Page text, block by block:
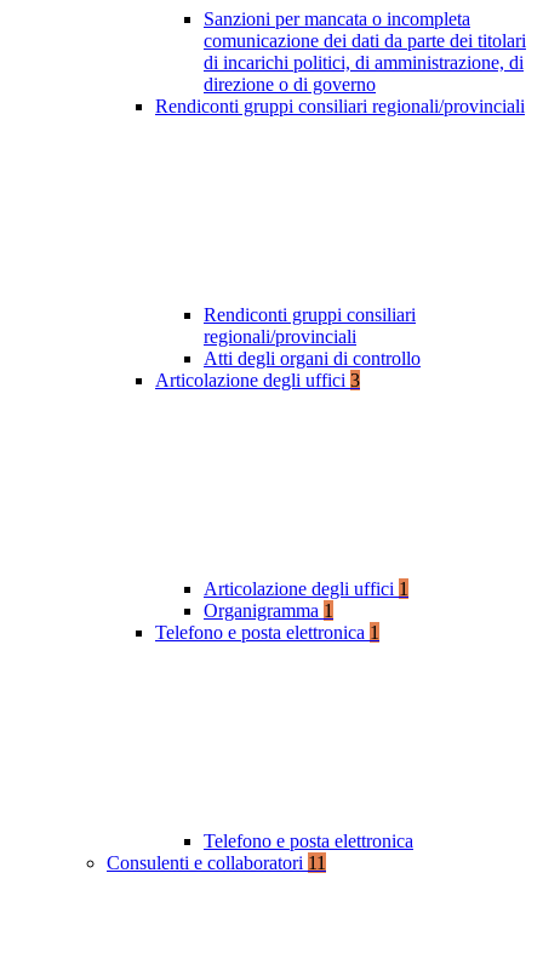
Sanzioni per mancata o incompleta
comunicazione dei dati da parte dei titolari
di incarichi politici, di amministrazione, di
direzione o di governo
Rendiconti gruppi consiliari regionali/provinciali
Rendiconti gruppi consiliari
regionali/provinciali
Atti degli organi di controllo
Articolazione degli uffici 3
Articolazione degli uffici 1
Organigramma 1
Telefono e posta elettronica 1
Telefono e posta elettronica
Consulenti e collaboratori 11